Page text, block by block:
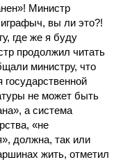
Министр
вы ли это?!
где же я буду
продолжил читать
министру, что
не может быть
а система
«не
должна, так или
жить, отметил